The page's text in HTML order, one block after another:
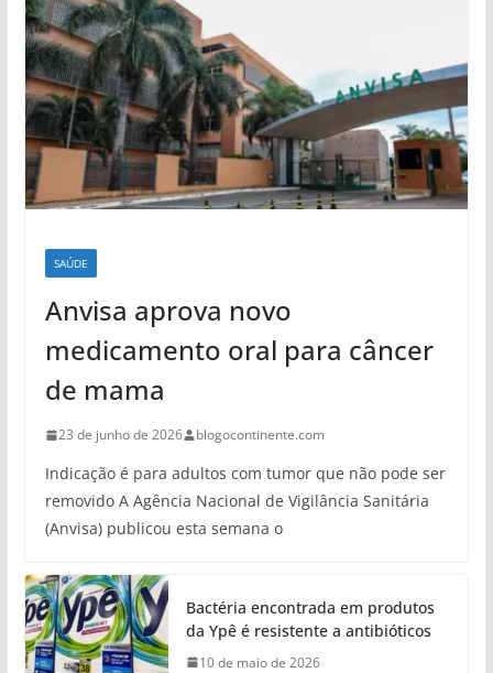
SAÚDE
Anvisa aprova novo
medicamento oral para câncer
de mama
23 de junho de 2026 blogocontinente.com
Indicação é para adultos com tumor que não pode ser
removido A Agência Nacional de Vigilância Sanitária
(Anvisa) publicou esta semana o
Bactéria encontrada em produtos
da Ypê é resistente a antibióticos
10 de maio de 2026